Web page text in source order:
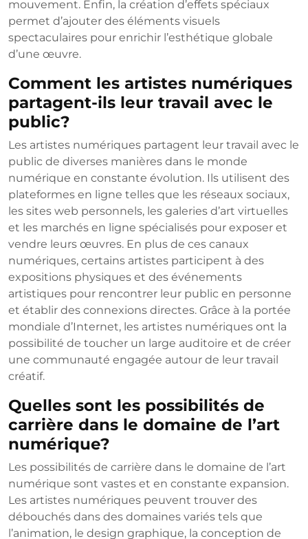
mouvement. Enfin, la création d’effets spéciaux
permet d’ajouter des éléments visuels
spectaculaires pour enrichir l’esthétique globale
d’une œuvre.
Comment les artistes numériques
partagent-ils leur travail avec le
public?
Les artistes numériques partagent leur travail avec le
public de diverses manières dans le monde
numérique en constante évolution. Ils utilisent des
plateformes en ligne telles que les réseaux sociaux,
les sites web personnels, les galeries d’art virtuelles
et les marchés en ligne spécialisés pour exposer et
vendre leurs œuvres. En plus de ces canaux
numériques, certains artistes participent à des
expositions physiques et des événements
artistiques pour rencontrer leur public en personne
et établir des connexions directes. Grâce à la portée
mondiale d’Internet, les artistes numériques ont la
possibilité de toucher un large auditoire et de créer
une communauté engagée autour de leur travail
créatif.
Quelles sont les possibilités de
carrière dans le domaine de l’art
numérique?
Les possibilités de carrière dans le domaine de l’art
numérique sont vastes et en constante expansion.
Les artistes numériques peuvent trouver des
débouchés dans des domaines variés tels que
l’animation, le design graphique, la conception de